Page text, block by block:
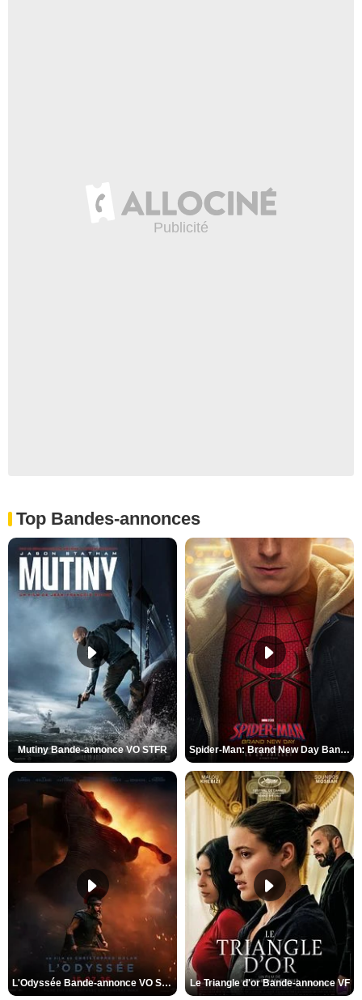
Top Bandes-annonces
Mutiny Bande-annonce VO STFR Spider-Man: Brand New Day Bande-annonce VO STFR
L'Odyssée Bande-annonce VO STFR Le Triangle d'or Bande-annonce VF